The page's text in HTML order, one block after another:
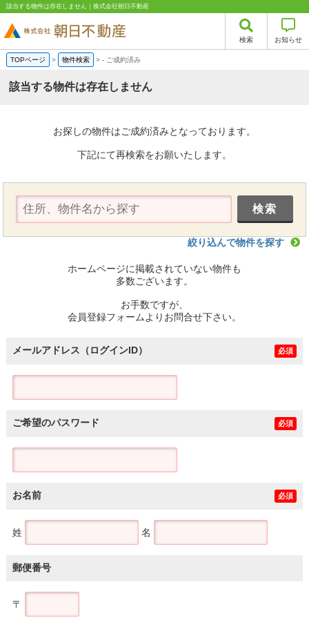
該当する物件は存在しません｜株式会社朝日不動産
検索 お知らせ
TOPページ > 物件検索 >- ご成約済み
該当する物件は存在しません
お探しの物件はご成約済みとなっております。
下記にて再検索をお願いたします。
絞り込んで物件を探す
ホームページに掲載されていない物件も
多数ございます。
お手数ですが、
会員登録フォームよりお問合せ下さい。
メールアドレス（ログインID） 必須
ご希望のパスワード 必須
お名前 必須
姓 名
郵便番号
〒